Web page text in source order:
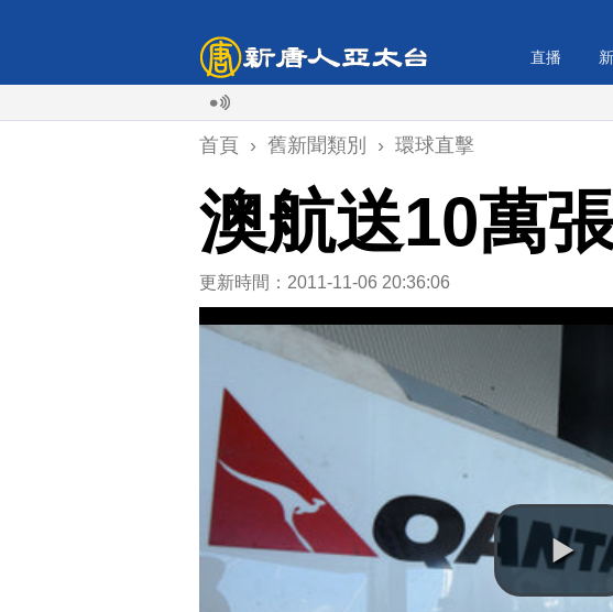
直播
首頁 › 舊新聞類別 › 環球直擊
澳航送10萬
更新時間：2011-11-06 20:36:06